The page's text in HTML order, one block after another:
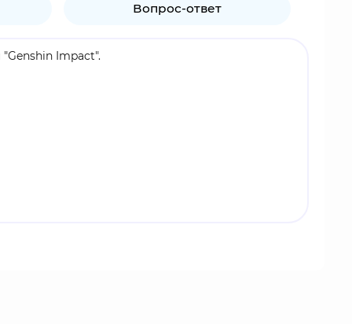
Вопрос-ответ
Impact".
Но она парирует их аргументы с той же